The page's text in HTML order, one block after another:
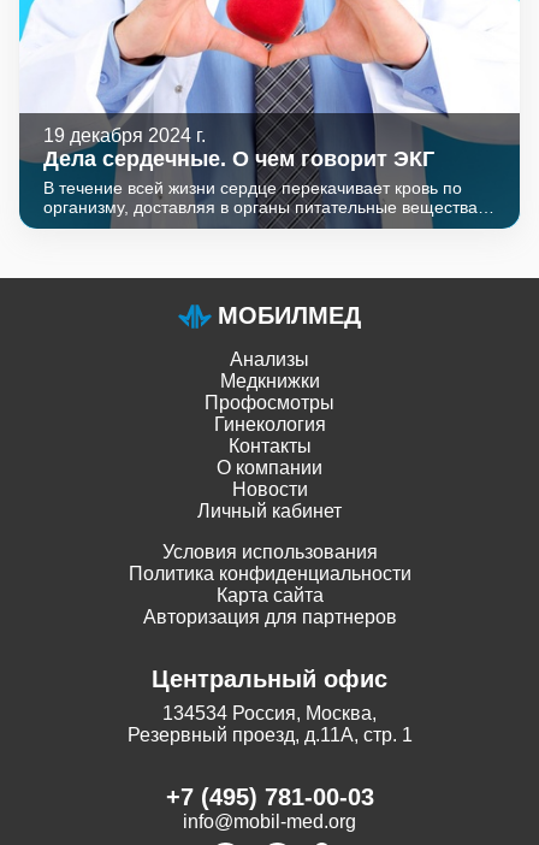
19 декабря 2024 г.
Дела сердечные. О чем говорит ЭКГ
В течение всей жизни сердце перекачивает кровь по
организму, доставляя в органы питательные вещества и
кислород. Работает оно куда сложнее, чем обычный
гонит кровь по телу и снова расслабляется. После этого
цикл происходит заново.МОБИЛМЕД
Анализы
Медкнижки
Профосмотры
Гинекология
Контакты
О компании
Новости
Личный кабинет
Условия использования
Политика конфиденциальности
Карта сайта
Авторизация для партнеров
Центральный офис
134534 Россия, Москва,
Резервный проезд, д.11А, стр. 1
+7 (495) 781-00-03
info@mobil-med.org